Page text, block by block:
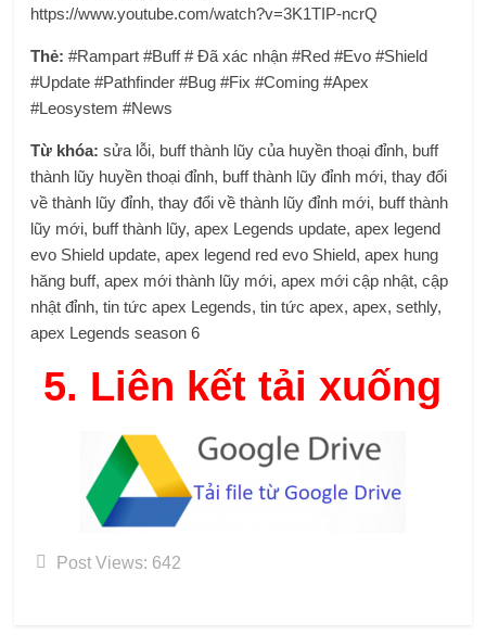
https://www.youtube.com/watch?v=3K1TIP-ncrQ
Thẻ: #Rampart #Buff # Đã xác nhận #Red #Evo #Shield
#Update #Pathfinder #Bug #Fix #Coming #Apex
#Leosystem #News
Từ khóa: sửa lỗi, buff thành lũy của huyền thoại đỉnh, buff
thành lũy huyền thoại đỉnh, buff thành lũy đỉnh mới, thay đổi
về thành lũy đỉnh, thay đổi về thành lũy đỉnh mới, buff thành
lũy mới, buff thành lũy, apex Legends update, apex legend
evo Shield update, apex legend red evo Shield, apex hung
hăng buff, apex mới thành lũy mới, apex mới cập nhật, cập
nhật đỉnh, tin tức apex Legends, tin tức apex, apex, sethly,
apex Legends season 6
5. Liên kết tải xuống
Post Views: 642